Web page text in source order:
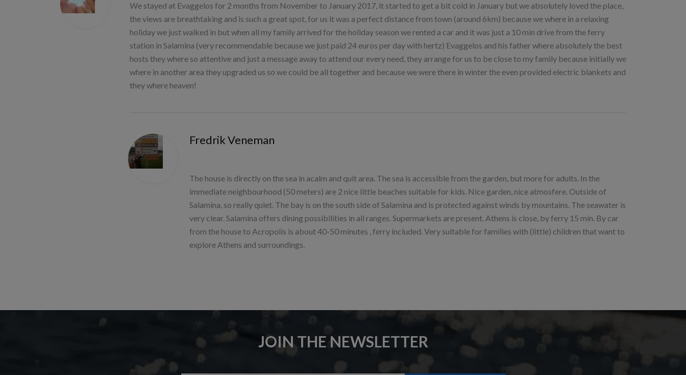
We stayed at Evaggelos for 2 months from November to January 2017, it started to get a bit cold in January but we absolutely loved the place,
the views are breathtaking and is such a great spot, for us it was a perfect distance from town (around 6km) because we where in a relaxing
holiday we just walked in but when all my family arrived for the holiday season we rented a car and it was just a 10 min drive from the ferry
station in Salamina (very recommendable because we just paid 24 euros per day with hertz) Evaggelos and his father where absolutely the best
hosts they where so attentive and just a message away to attend our every need, they arrange for us to be close to my family because initially we
where in another area they upgraded us so we could be all together and because we were there in winter the even provided electric blankets and
they where heaven!
Fredrik Veneman
The house is directly on the sea in acalm and quit area. The sea is accessible from the garden, but more for adults. In the
immediate neighbourhood (50 meters) are 2 nice little beaches suitable for kids. Nice garden, nice atmosfere. Outside of
Salamina, so really quiet. The bay is on the south side of Salamina and is protected against winds by mountains. The seawater is
very clear. Salamina offers dining possibilities in all ranges. Supermarkets are present. Athens is close, by ferry 15 min. By car
from the house to Acropolis is about 40-50 minutes , ferry included. Very suitable for families with (little) children that want to
explore Athens and surroundings.
JOIN THE NEWSLETTER